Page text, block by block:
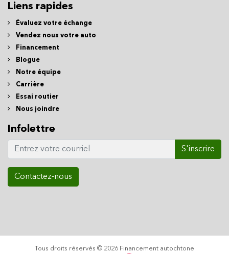
Liens rapides
Évaluez votre échange
Vendez nous votre auto
Financement
Blogue
Notre équipe
Carrière
Essai routier
Nous joindre
Infolettre
S'inscrire
Contactez-nous
Tous droits réservés © 2026 Financement autochtone